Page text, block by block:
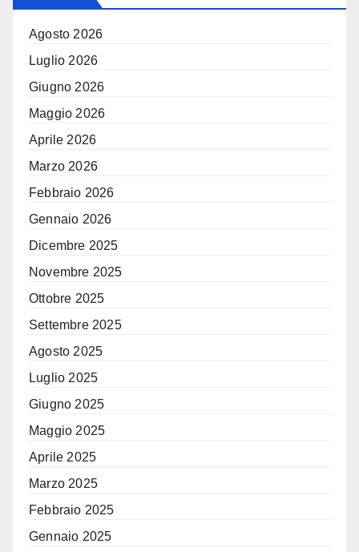
Agosto 2026
Luglio 2026
Giugno 2026
Maggio 2026
Aprile 2026
Marzo 2026
Febbraio 2026
Gennaio 2026
Dicembre 2025
Novembre 2025
Ottobre 2025
Settembre 2025
Agosto 2025
Luglio 2025
Giugno 2025
Maggio 2025
Aprile 2025
Marzo 2025
Febbraio 2025
Gennaio 2025